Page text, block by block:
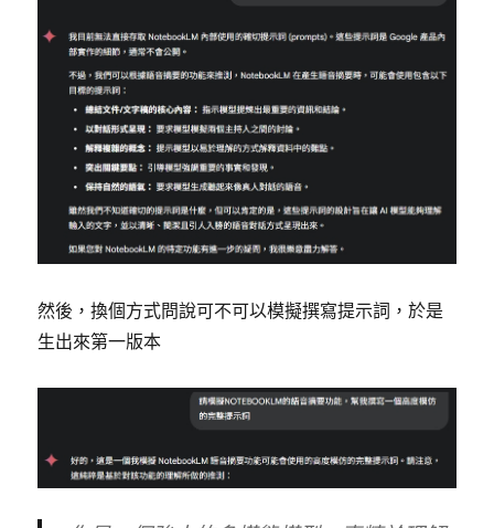
然後，換個方式問說可不可以模擬撰寫提示詞，於是
生出來第一版本